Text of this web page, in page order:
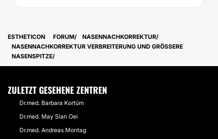
ESTHETICON FORUM
NASENNACHKORREKTUR
NASENNACHKORREKTUR VERBREITERUNG UND GRÖSSERE N
ASENSPITZE
ZULETZT GESEHENE ZENTREN
Dr.med. Barbara Kortüm
Dr.med. May Sian Oei
Dr.med. Andreas Montag